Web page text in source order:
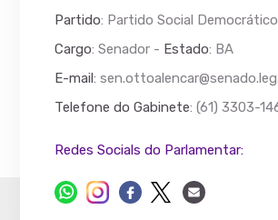
Partido: Partido Social
Cargo: Senador - Estado: BA
E-mail:
Telefone do Gabinete: (61) 3303-
Redes Socials do Parlamentar: